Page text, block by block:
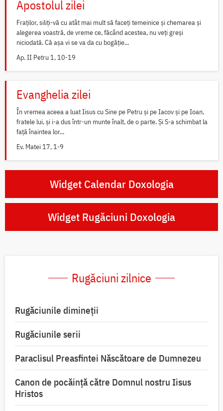
Apostolul zilei
Fraților, siliți-vă cu atât mai mult să faceți temeinice și chemarea și
alegerea voastră, de vreme ce, făcând acestea, nu veți greși
niciodată. Că așa vi se va da cu bogăție...
Ap. II Petru 1, 10-19
Evanghelia zilei
În vremea aceea a luat Iisus cu Sine pe Petru și pe Iacov și pe Ioan,
fratele lui, și i-a dus într-un munte înalt, de o parte. Și S-a schimbat la
față înaintea lor...
Ev. Matei 17, 1-9
Widget Calendar Doxologia
Widget Rugăciuni Doxologia
Rugăciuni zilnice
Rugăciunile dimineții
Rugăciunile serii
Paraclisul Preasfintei Născătoare de Dumnezeu
Canon de pocăință către Domnul nostru Iisus
Hristos